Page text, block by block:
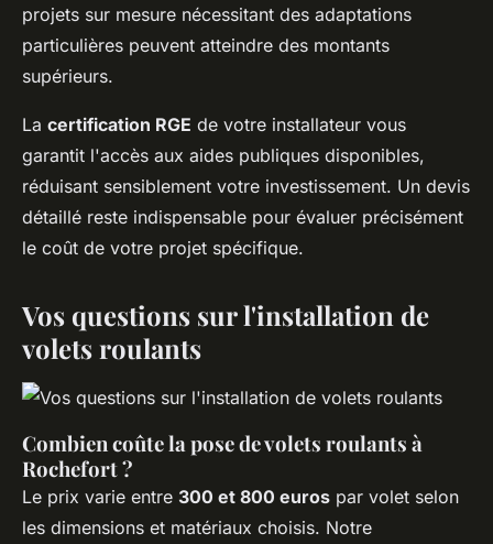
projets sur mesure nécessitant des adaptations
particulières peuvent atteindre des montants
supérieurs.
La certification RGE de votre installateur vous
garantit l'accès aux aides publiques disponibles,
réduisant sensiblement votre investissement. Un devis
détaillé reste indispensable pour évaluer précisément
le coût de votre projet spécifique.
Vos questions sur l'installation de
volets roulants
Combien coûte la pose de volets roulants à
Rochefort ?
Le prix varie entre 300 et 800 euros par volet selon
les dimensions et matériaux choisis. Notre